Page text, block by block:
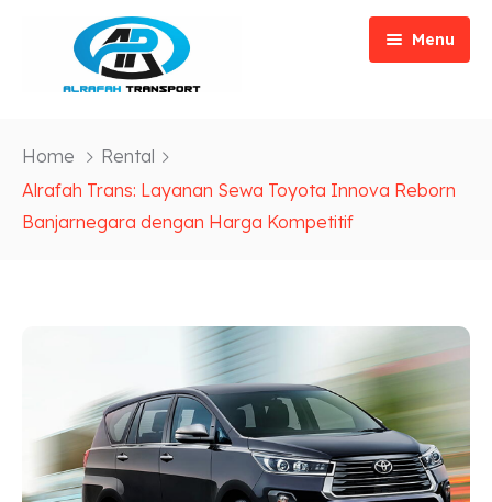
Menu
Tentang
Layanan
Kontak
Home
Rental
Alrafah Trans: Layanan Sewa Toyota Innova Reborn
Banjarnegara dengan Harga Kompetitif